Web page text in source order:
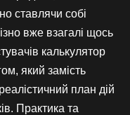
ставлячи собі
вже взагалі щось
калькулятор
який замість
план дій
Практика та